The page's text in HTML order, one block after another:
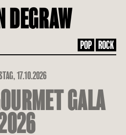
DEGRAW
POP ROCK
17.10.2026
GALA